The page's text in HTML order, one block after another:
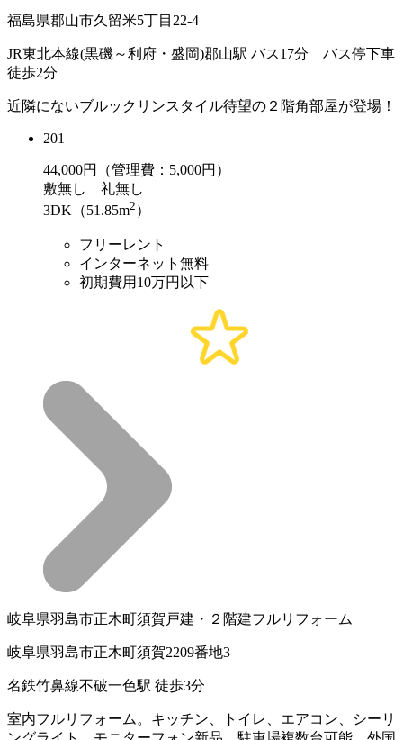
福島県郡山市久留米5丁目22-4
JR東北本線(黒磯～利府・盛岡)郡山駅 バス17分 バス停下車
徒歩2分
近隣にないブルックリンスタイル待望の２階角部屋が登場！
201
44,000円（管理費：5,000円）
敷無し 礼無し
3DK（51.85m2 ）
フリーレント
インターネット無料
初期費用10万円以下
岐阜県羽島市正木町須賀戸建・２階建フルリフォーム
岐阜県羽島市正木町須賀2209番地3
名鉄竹鼻線不破一色駅 徒歩3分
室内フルリフォーム。キッチン、トイレ、エアコン、シーリ